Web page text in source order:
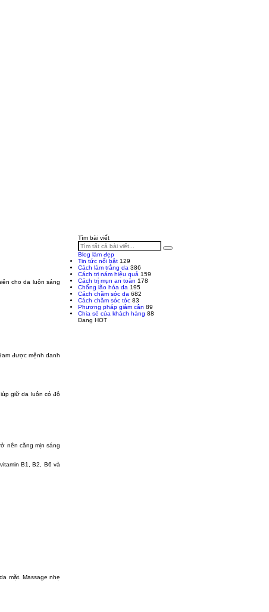
cho da luôn sáng
được mệnh danh
giữ da luôn có độ
nên căng mịn sáng
B1, B2, B6 và
mặt. Massage nhẹ
Tìm bài viết
Blog làm đẹp
Tin tức nổi bật 129
Cách làm trắng da 386
Cách trị nám hiệu quả 159
Cách trị mụn an toàn 178
Chống lão hóa da 195
Cách chăm sóc da 682
Cách chăm sóc tóc 83
Phương pháp giảm cân 89
Chia sẻ của khách hàng 88
Đang HOT